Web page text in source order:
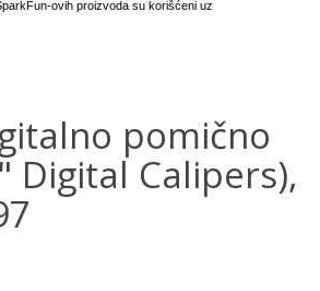
ovih proizvoda su korišćeni uz
pomično
Digital Calipers),